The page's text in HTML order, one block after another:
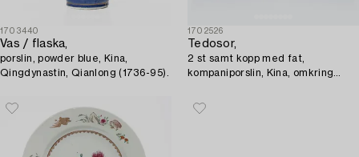
1703440
Vas / flaska,
porslin, powder blue, Kina,
Qingdynastin, Qianlong (1736-95).
1702526
Tedosor,
2 st samt kopp med fat,
kompaniporslin, Kina, omkring